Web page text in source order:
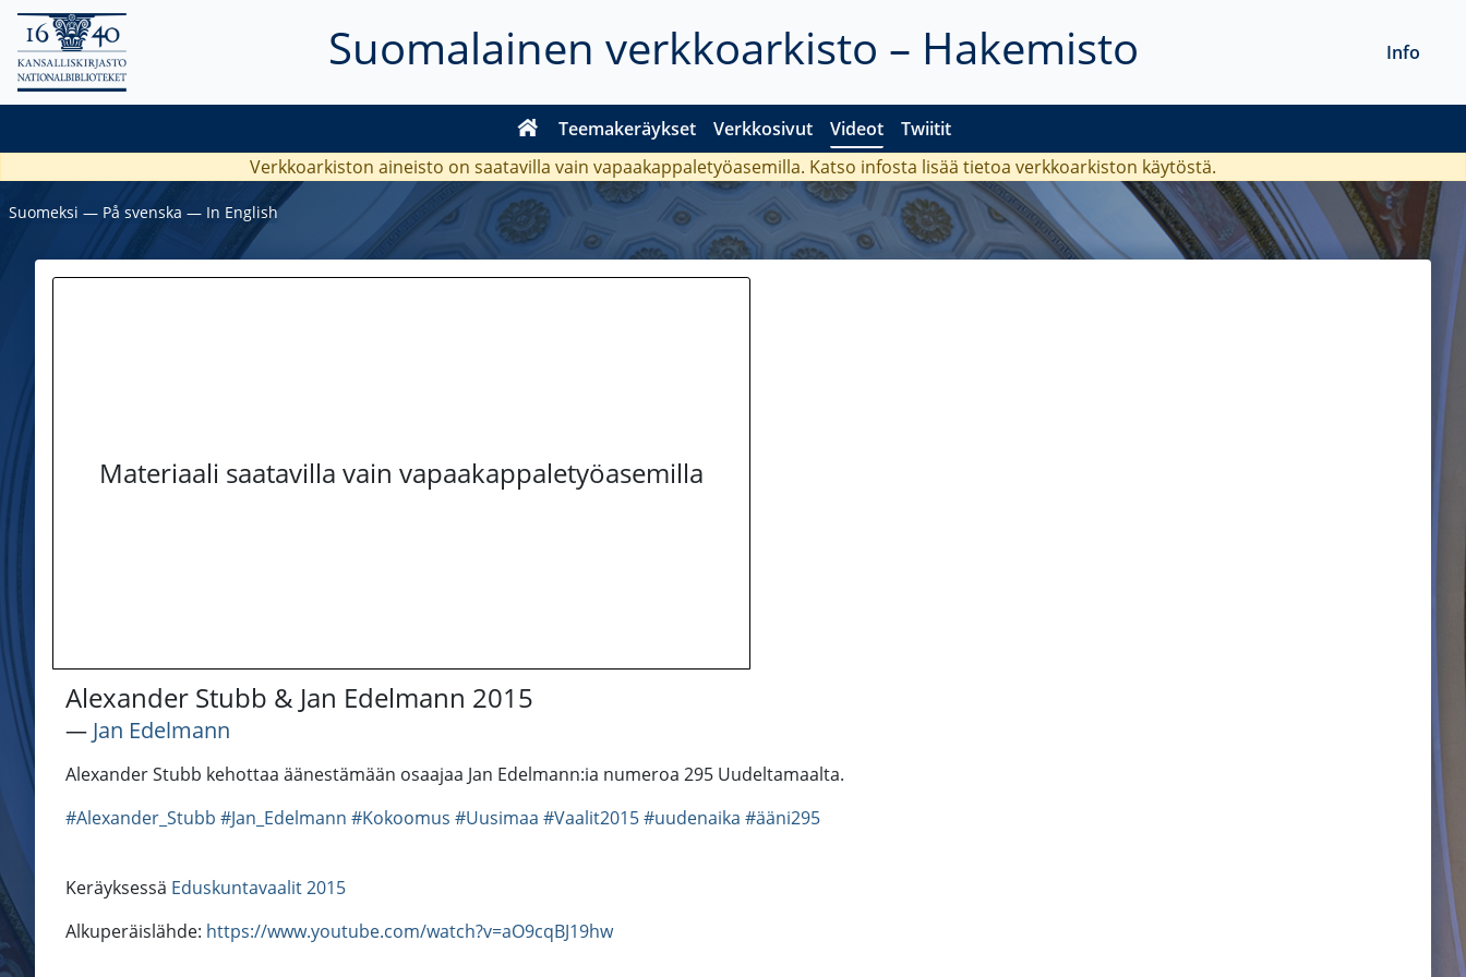
Suomalainen verkkoarkisto – Hakemisto
Teemakeräykset Verkkosivut Videot Twiitit
Info
Verkkoarkiston aineisto on saatavilla vain vapaakappaletyöasemilla. Katso infosta lisää tietoa verkkoarkiston käytöstä.
Suomeksi ― På svenska ― In English
Materiaali saatavilla vain vapaakappaletyöasemilla
Alexander Stubb & Jan Edelmann 2015
― Jan Edelmann
Alexander Stubb kehottaa äänestämään osaajaa Jan Edelmann:ia numeroa 295 Uudeltamaalta.
#Alexander_Stubb #Jan_Edelmann #Kokoomus #Uusimaa #Vaalit2015#uudenaika #ääni295
Keräyksessä Eduskuntavaalit 2015
Alkuperäislähde: https://www.youtube.com/watch?v=aO9cqBJ19hw